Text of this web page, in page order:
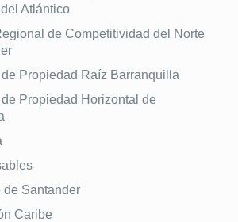
Atlántico
de Competitividad del Norte
Propiedad Raíz Barranquilla
Propiedad Horizontal de
de Santander
Caribe